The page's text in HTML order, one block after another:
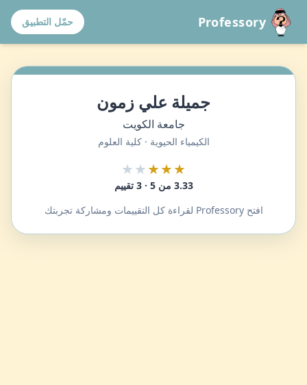
Professory حمّل التطبيق
جميلة علي زمون
جامعة الكويت
الكيمياء الحيوية · كلية العلوم
★★★
★★
3.33 من 5 · 3 تقييم
افتح Professory لقراءة كل التقييمات ومشاركة تجربتك